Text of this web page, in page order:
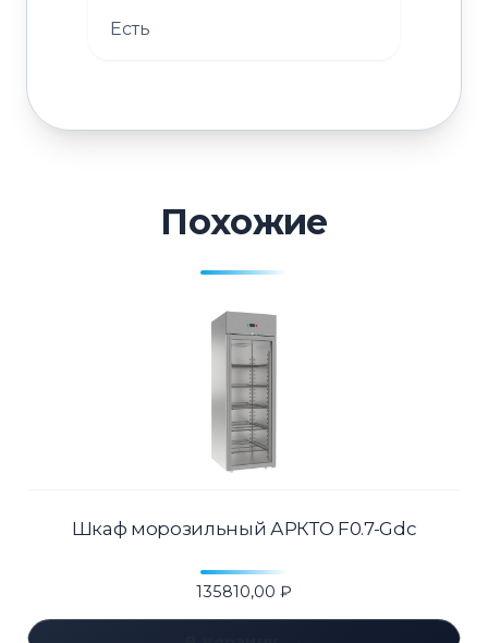
Есть
Похожие
Шкаф морозильный АРКТО F0.7-Gdc
135810,00 ₽